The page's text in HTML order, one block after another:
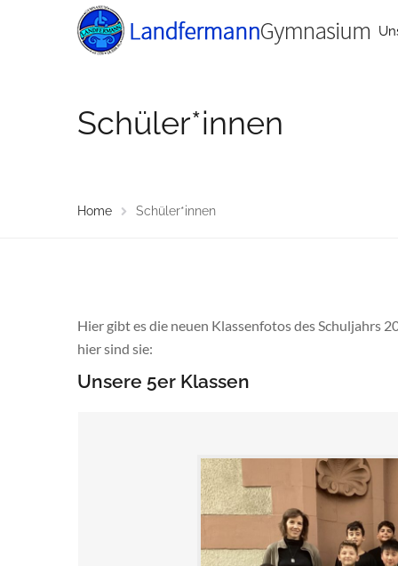
Schüler*innen
Home Schüler*innen
Hier gibt es die neuen Klassenfotos des Schuljahrs
hier sind sie:
Unsere 5er Klassen